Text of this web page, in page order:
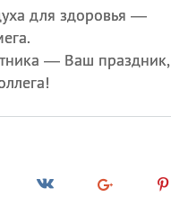
для здоровья —
— Ваш праздник,